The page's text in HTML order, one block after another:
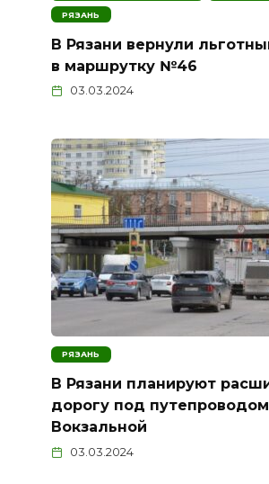
РЯЗАНЬ
В Рязани вернули
в маршрутку №46
03.03.2024
РЯЗАНЬ
В Рязани планируют
дорогу под
Вокзальной
03.03.2024